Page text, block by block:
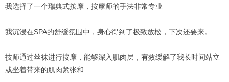
我选择了一个瑞典式按摩，按摩师的手法非常专业
我沉浸在SPA的舒缓氛围中，身心得到了极致放松，下次还要来。
技师通过丝袜进行按摩，能够深入肌肉层，有效缓解了我长时间站立
或坐着带来的肌肉紧张和